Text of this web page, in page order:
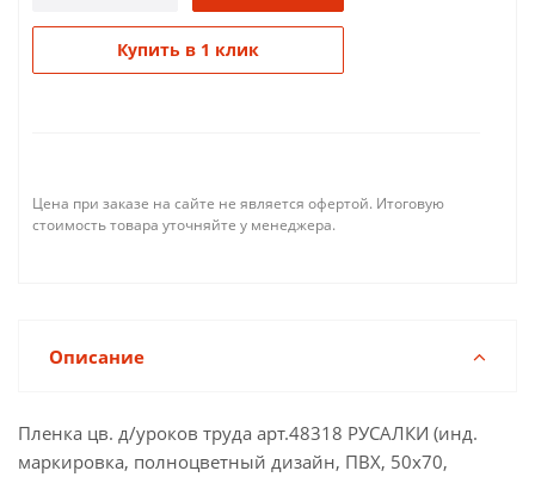
Купить в 1 клик
Цена при заказе на сайте не является офертой. Итоговую
стоимость товара уточняйте у менеджера.
Описание
Пленка цв. д/уроков труда арт.48318 РУСАЛКИ (инд.
маркировка, полноцветный дизайн, ПВХ, 50x70,